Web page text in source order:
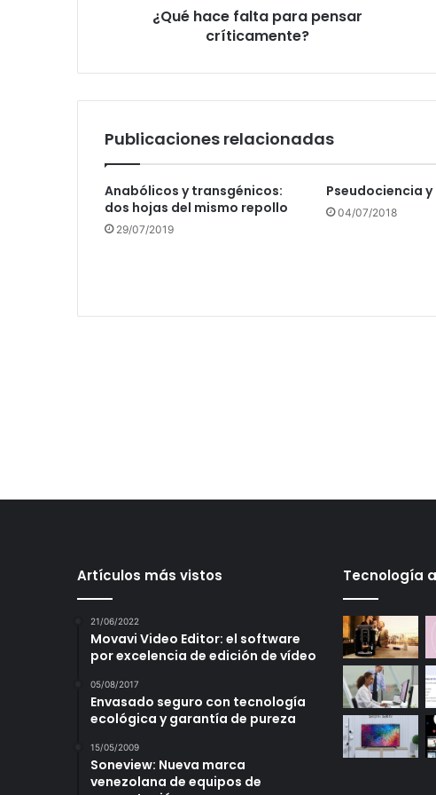
¿Qué hace falta para pensar
críticamente?
Publicaciones relacionadas
Anabólicos y transgénicos:
dos hojas del mismo repollo
29/07/2019
Pseudociencia
04/07/2018
Artículos más vistos
21/06/2022
Movavi Video Editor: el software
por excelencia de edición de vídeo
05/08/2017
Envasado seguro con tecnología
ecológica y garantía de pureza
15/05/2009
Soneview: Nueva marca
venezolana de equipos de
Tecnología